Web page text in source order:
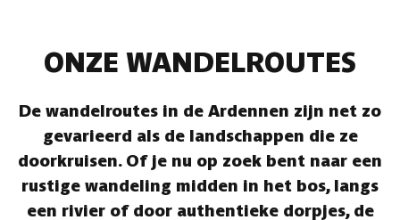
ONZE WANDELROUTES
De wandelroutes in de Ardennen zijn net zo
gevarieerd als de landschappen die ze
doorkruisen. Of je nu op zoek bent naar een
rustige wandeling midden in het bos, langs
een rivier of door authentieke dorpjes, de